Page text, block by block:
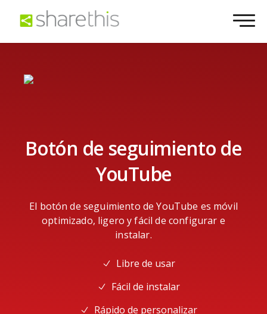
Botón de seguimiento de
YouTube
El botón de seguimiento de YouTube es móvil
optimizado, ligero y fácil de configurar e
instalar.
Libre de usar
Fácil de instalar
Rápido de personalizar